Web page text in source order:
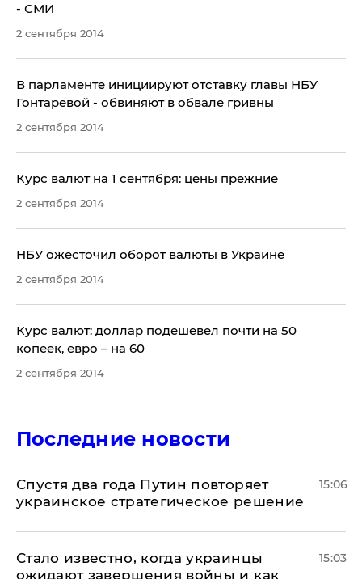
- СМИ
2 сентября 2014
В парламенте инициируют отставку главы НБУ
Гонтаревой - обвиняют в обвале гривны
2 сентября 2014
Курс валют на 1 сентября: цены прежние
2 сентября 2014
НБУ ожесточил оборот валюты в Украине
2 сентября 2014
Курс валют: доллар подешевел почти на 50
копеек, евро – на 60
2 сентября 2014
Последние новости
Спустя два года Путин повторяет
украинское стратегическое решение
15:06
Стало известно, когда украинцы
ожидают завершения войны и как
15:03